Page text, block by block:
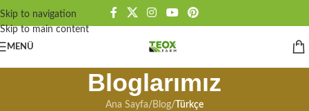
Skip to navigation
Skip to main content
MENÜ
Bloglarımız
Ana Sayfa/ Blog/ Türkçe